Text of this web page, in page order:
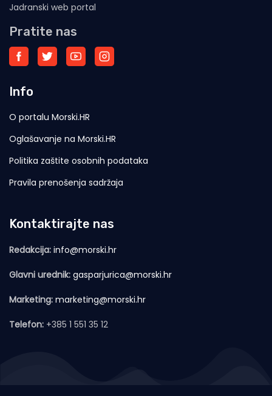
Jadranski web portal
Pratite nas
Info
O portalu Morski.HR
Oglašavanje na Morski.HR
Politika zaštite osobnih podataka
Pravila prenošenja sadržaja
Kontaktirajte nas
Redakcija: info@morski.hr
Glavni urednik: gasparjurica@morski.hr
Marketing: marketing@morski.hr
Telefon: +385 1 551 35 12